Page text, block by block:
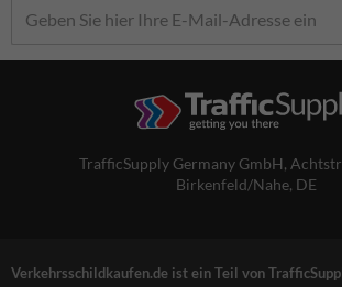
TrafficSupply Germany GmbH,
Birkenfeld/Nahe, DE
Verkehrsschildkaufen.de ist ein Teil von